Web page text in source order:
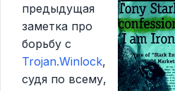
предыдущая
заметка про
борьбу с
Trojan.Winlock,
судя по всему,